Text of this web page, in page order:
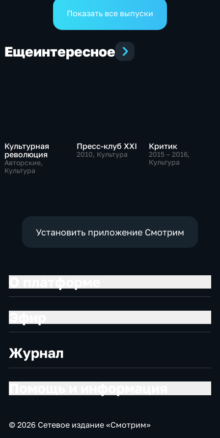
Показать все выпуски
Ещеинтересное
Культурная
революция
Авторские,
Культура
Пресс-клуб ХХI
2010, Культура
Критик
2015 – 2016,
Культура
Установить приложение Смотрим
Журнал
© 2026 Сетевое издание «Смотрим»